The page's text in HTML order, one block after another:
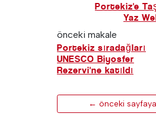
Portekiz'e
Yaz
önceki makale
Portekiz sıradağları
UNESCO Biyosfer
Rezervi'ne katıldı
← önceki